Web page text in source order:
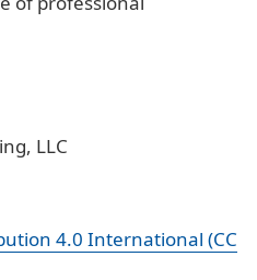
LLC
4.0 International (CC